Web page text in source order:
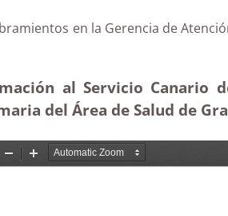
en la Gerencia
al Servicio Canario
del Área de Salud de